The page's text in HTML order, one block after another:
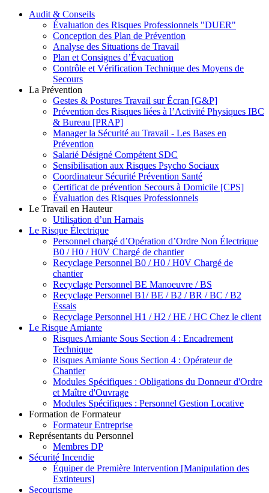
Audit & Conseils
Évaluation des Risques Professionnels "DUER"
Conception des Plan de Prévention
Analyse des Situations de Travail
Plan et Consignes d’Évacuation
Contrôle et Vérification Technique des Moyens de
Secours
La Prévention
Gestes & Postures Travail sur Écran [G&P]
Prévention des Risques liées à l’Activité Physiques IBC
& Bureau [PRAP]
Manager la Sécurité au Travail - Les Bases en
Prévention
Salarié Désigné Compétent SDC
Sensibilisation aux Risques Psycho Sociaux
Coordinateur Sécurité Prévention Santé
Certificat de prévention Secours à Domicile [CPS]
Évaluation des Risques Professionnels
Le Travail en Hauteur
Utilisation d’un Harnais
Le Risque Électrique
Personnel chargé d’Opération d’Ordre Non Électrique
B0 / H0 / H0V Chargé de chantier
Recyclage Personnel B0 / H0 / H0V Chargé de
chantier
Recyclage Personnel BE Manoeuvre / BS
Recyclage Personnel B1/ BE / B2 / BR / BC / B2
Essais
Recyclage Personnel H1 / H2 / HE / HC Chez le client
Le Risque Amiante
Risques Amiante Sous Section 4 : Encadrement
Technique
Risques Amiante Sous Section 4 : Opérateur de
Chantier
Modules Spécifiques : Obligations du Donneur d'Ordre
et Maître d'Ouvrage
Modules Spécifiques : Personnel Gestion Locative
Formation de Formateur
Formateur Entreprise
Représentants du Personnel
Membres DP
Sécurité Incendie
Équiper de Première Intervention [Manipulation des
Extinteurs]
Secourisme